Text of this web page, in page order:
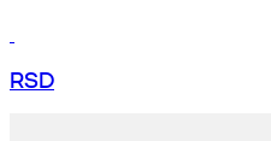
RSD